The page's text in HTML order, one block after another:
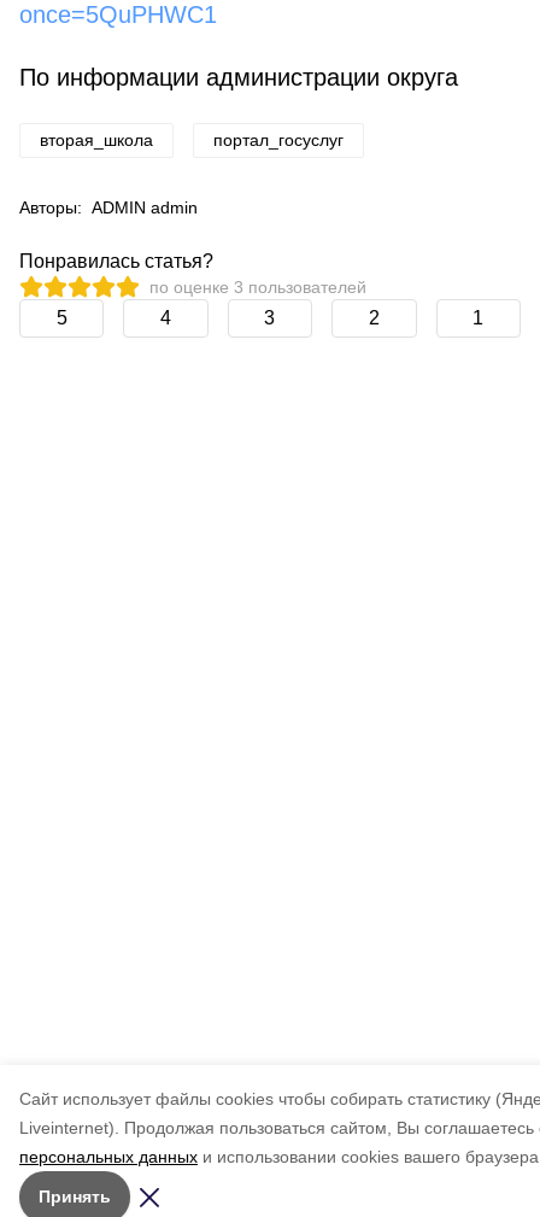
Cайт использует файлы cookies чтобы собирать статистику
Liveinternet).
Продолжая пользоваться сайтом, Вы соглашаетесь
персональных данных и использовании cookies вашего
Принять
once=5QuPHWC1
По информации администрации округа
вторая_школа портал_госуслуг
Авторы: ADMIN admin
Понравилась статья?
по оценке 3 пользователей
5 4 3 2 1